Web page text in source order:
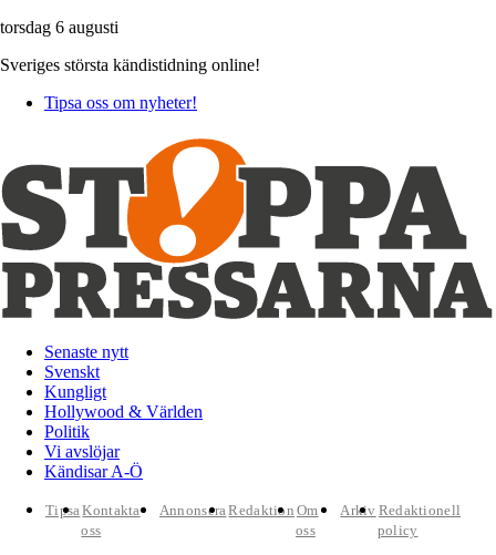
torsdag 6 augusti
Sveriges största kändistidning online!
Tipsa oss om nyheter!
Senaste nytt
Svenskt
Kungligt
Hollywood & Världen
Politik
Vi avslöjar
Kändisar A-Ö
TipsaKontakta
oss
AnnonseraRedaktion Om
oss
Arkiv Redaktionell
policy